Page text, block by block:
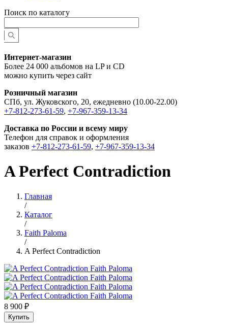
Поиск по каталогу
Интернет-магазин
Более 24 000 альбомов на LP и CD
можно купить через сайт
Розничный магазин
СПб, ул. Жуковского, 20, ежедневно (10.00-22.00)
+7-812-273-61-59, +7-967-359-13-34
Доставка по России и всему миру
Телефон для справок и оформления
заказов +7-812-273-61-59, +7-967-359-13-34
A Perfect Contradiction
Главная
/
Каталог
/
Faith Paloma
/
A Perfect Contradiction
8 900 ₽
Купить